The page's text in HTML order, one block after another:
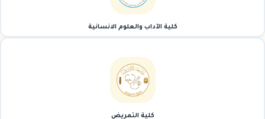
كلية الآداب والعلوم الانسانية
كلية التمريض